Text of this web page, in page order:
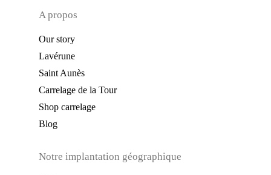
A propos
Our story
Lavérune
Saint Aunès
Carrelage de la Tour
Shop carrelage
Blog
Notre implantation géographique